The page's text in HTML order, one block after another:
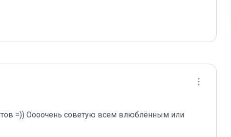
=)) Оооочень советую всем влюблённым или